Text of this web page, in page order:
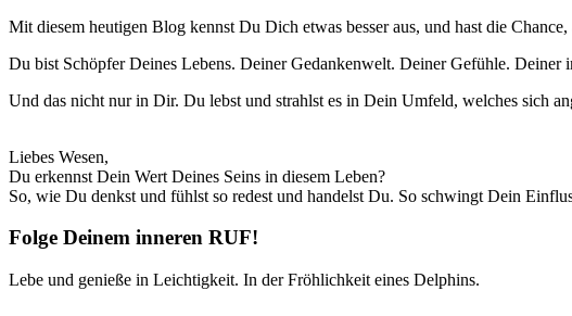
Mit diesem heutigen Blog kennst Du Dich etwas besser aus, und hast die
Du bist Schöpfer Deines Lebens. Deiner Gedankenwelt. Deiner Gefühle. Deiner
Und das nicht nur in Dir. Du lebst und strahlst es in Dein Umfeld, welches sich
Liebes Wesen,
Du erkennst Dein Wert Deines Seins in diesem Leben?
So, wie Du denkst und fühlst so redest und handelst Du. So schwingt Dein
Folge Deinem inneren RUF!
Lebe und genieße in Leichtigkeit. In der Fröhlichkeit eines Delphins.